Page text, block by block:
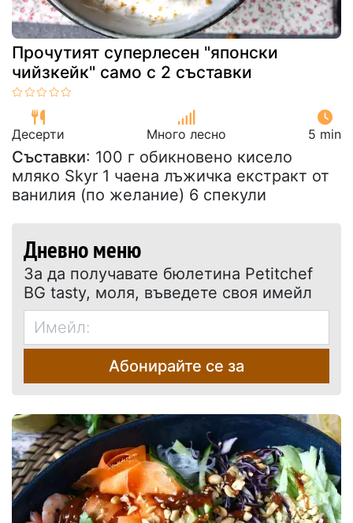
Прочутият суперлесен "японски
чийзкейк" само с 2 съставки
Десерти Много лесно 5 min
Съставки: 100 г обикновено кисело
мляко Skyr 1 чаена лъжичка екстракт от
ванилия (по желание) 6 спекули
Дневно меню
За да получавате бюлетина Petitchef
BG tasty, моля, въведете своя имейл
Абонирайте се за